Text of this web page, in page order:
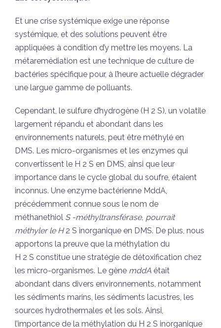
Et une crise systémique exige une réponse
systémique, et des solutions peuvent être
appliquées à condition d’y mettre les moyens. La
métaremédiation est une technique de culture de
bactéries spécifique pour, à l’heure actuelle dégrader
une largue gamme de polluants.
Cependant, le sulfure d’hydrogène (H 2 S), un volatile
largement répandu et abondant dans les
environnements naturels, peut être méthylé en
DMS. Les micro-organismes et les enzymes qui
convertissent le H 2 S en DMS, ainsi que leur
importance dans le cycle global du soufre, étaient
inconnus. Une enzyme bactérienne MddA,
précédemment connue sous le nom de
méthanethiol S -méthyltransférase, pourrait
méthyler le H 2 S inorganique en DMS. De plus, nous
apportons la preuve que la méthylation du
H 2 S constitue une stratégie de détoxification chez
les micro-organismes. Le gène mddA était
abondant dans divers environnements, notamment
les sédiments marins, les sédiments lacustres, les
sources hydrothermales et les sols. Ainsi,
l’importance de la méthylation du H 2 S inorganique